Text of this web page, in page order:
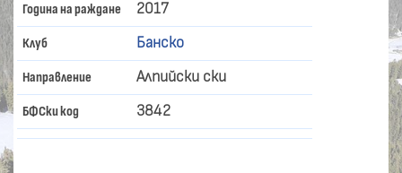
Година на раждане 2017
Клуб Банско
Направление Алпийски ски
БФСки код 3842